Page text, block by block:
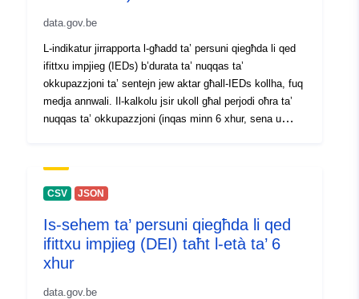
temporali:
Noti dwar il-
verżjoni:
Demandeurs d'emploi
inoccupés (DEI) selon la
durée d'inoccupation -
moyenne annuelle
data.gov.be
L-indikatur jirrapporta l-għadd ta’ persuni qiegħda li qed
ifittxu impjieg (IEDs) b’durata ta’ nuqqas ta’
okkupazzjoni ta’ sentejn jew aktar għall-IEDs kollha, fuq
medja annwali. Il-kalkolu jsir ukoll għal perjodi oħra ta’
nuqqas ta’ okkupazzjoni (inqas minn 6 xhur, sena u
minn "[\2](\1)".
CSV JSON
Is-sehem ta’ persuni qiegħda li qed
ifittxu impjieg (DEI) taħt l-età ta’ 6
xhur
data.gov.be